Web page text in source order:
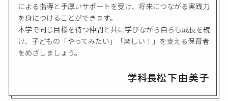
による指導と手厚いサポートを受け、将来につながる実践力
を身につけることができます。
本学で同じ目標を待つ仲間と共に学びながら自らも成長を続
け、子どもの「やってみたい」「楽しい！」を支える保育者
をめざしましょう。
学科長松下由美子